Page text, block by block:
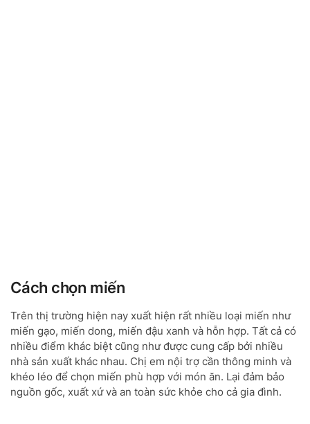
Cách chọn miến
Trên thị trường hiện nay xuất hiện rất nhiều loại miến như
miến gạo, miến dong, miến đậu xanh và hỗn hợp. Tất cả có
nhiều điểm khác biệt cũng như được cung cấp bởi nhiều
nhà sản xuất khác nhau. Chị em nội trợ cần thông minh và
khéo léo để chọn miến phù hợp với món ăn. Lại đảm bảo
nguồn gốc, xuất xứ và an toàn sức khỏe cho cả gia đình.